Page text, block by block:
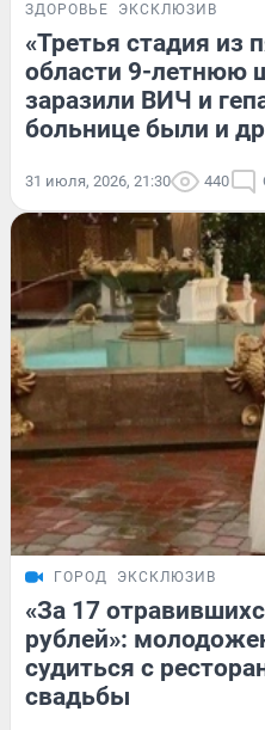
ЗДОРОВЬЕ ЭКСКЛЮЗИВ
«Третья стадия из
области 9-летнюю
заразили ВИЧ и
больнице были и
31 июля, 2026, 21:30 440
ГОРОД ЭКСКЛЮЗИВ
«За 17
рублей»:
судиться с
свадьбы